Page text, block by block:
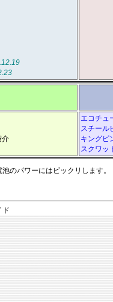
介
エコチュ
スチール
キングピ
スクワッ
のパワーにはビックリします。
ド